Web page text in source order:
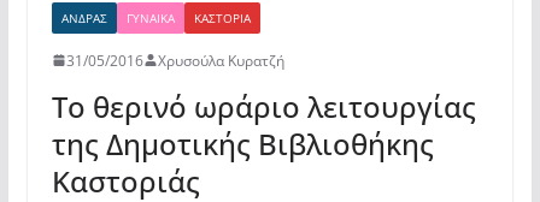
ΆΝΔΡΑΣ ΓΥΝΑΊΚΑ ΚΑΣΤΟΡΙΆ
31/05/2016 Χρυσούλα Κυρατζή
Το θερινό ωράριο λειτουργίας
της Δημοτικής Βιβλιοθήκης
Καστοριάς